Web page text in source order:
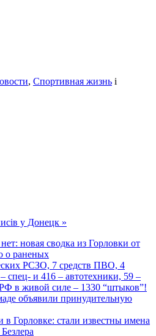
, Спортивная жизнь і
у Донецк »
новая сводка из Горловки от
о раненых
РСЗО, 7 средств ПВО, 4
спец- и 416 – автотехники, 59 –
в живой силе – 1330 “штыков”!
объявили принудительную
Горловке: стали известны имена